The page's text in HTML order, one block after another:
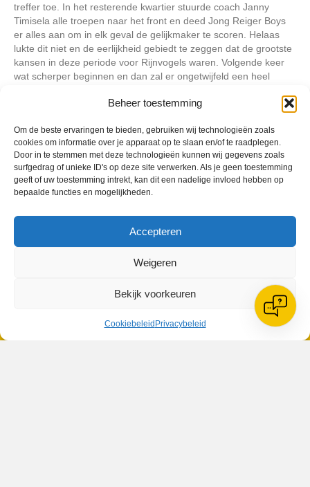
Beheer toestemming
Om de beste ervaringen te bieden, gebruiken wij technologieën zoals
cookies om informatie over je apparaat op te slaan en/of te raadplegen.
Door in te stemmen met deze technologieën kunnen wij gegevens zoals
surfgedrag of unieke ID's op deze site verwerken. Als je geen toestemming
geeft of uw toestemming intrekt, kan dit een nadelige invloed hebben op
bepaalde functies en mogelijkheden.
Accepteren
Weigeren
Bekijk voorkeuren
Cookiebeleid Privacybeleid
treffer toe. In het resterende kwartier stuurde coach Janny
Timisela alle troepen naar het front en deed Jong Reiger Boys
er alles aan om in elk geval de gelijkmaker te scoren. Helaas
lukte dit niet en de eerlijkheid gebiedt te zeggen dat de grootste
kansen in deze periode voor Rijnvogels waren. Volgende keer
wat scherper beginnen en dan zal er ongetwijfeld een heel
Geplaatst inBerichten seizoen 2017-2018
De Wending, Lotte Beesedijk 1